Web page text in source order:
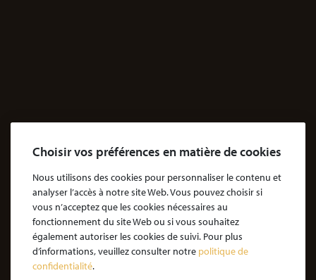
Choisir vos préférences en matière de cookies
Nous utilisons des cookies pour personnaliser le contenu et
analyser l’accès à notre site Web. Vous pouvez choisir si
vous n’acceptez que les cookies nécessaires au
fonctionnement du site Web ou si vous souhaitez
également autoriser les cookies de suivi. Pour plus
d’informations, veuillez consulter notre politique de
confidentialité.